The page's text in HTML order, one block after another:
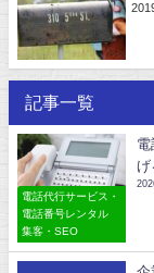
記事一覧
電話代行サービス・
電話番号レンタル
集客・SEO
げ